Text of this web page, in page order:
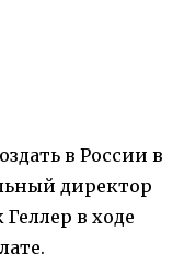
в России в
директор
в ходе